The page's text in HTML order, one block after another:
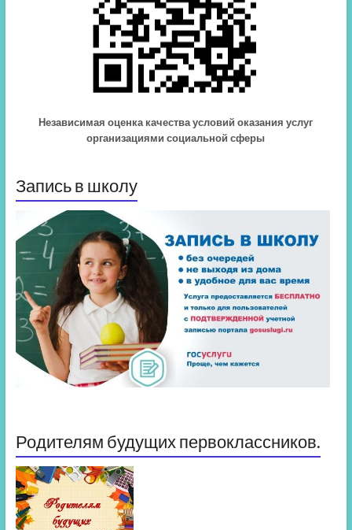
Независимая оценка качества условий оказания услуг
организациями социальной сферы
Запись в школу
Родителям будущих первоклассников.